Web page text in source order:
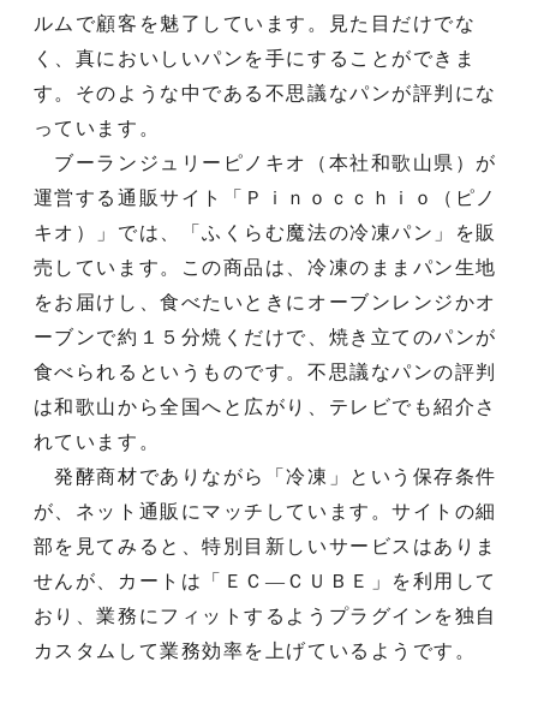
ルムで顧客を魅了しています。見た目だけでな
く、真においしいパンを手にすることができま
す。そのような中である不思議なパンが評判にな
っています。
ブーランジュリーピノキオ（本社和歌山県）が
運営する通販サイト「Ｐｉｎｏｃｃｈｉｏ（ピノ
キオ）」では、「ふくらむ魔法の冷凍パン」を販
売しています。この商品は、冷凍のままパン生地
をお届けし、食べたいときにオーブンレンジかオ
ーブンで約１５分焼くだけで、焼き立てのパンが
食べられるというものです。不思議なパンの評判
は和歌山から全国へと広がり、テレビでも紹介さ
れています。
発酵商材でありながら「冷凍」という保存条件
が、ネット通販にマッチしています。サイトの細
部を見てみると、特別目新しいサービスはありま
せんが、カートは「ＥＣ―ＣＵＢＥ」を利用して
おり、業務にフィットするようプラグインを独自
カスタムして業務効率を上げているようです。